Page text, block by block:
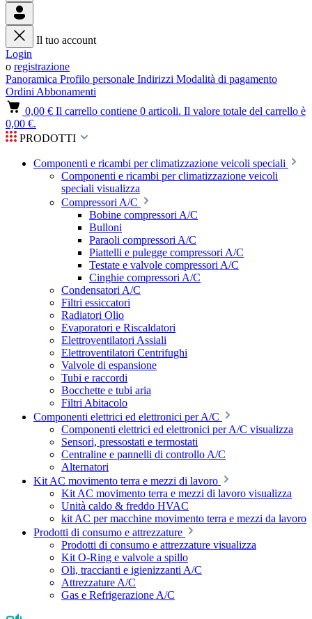
Il tuo account
Login
o registrazione
Panoramica Profilo personale Indirizzi Modalità di pagamento
Ordini Abbonamenti
0,00 € Il carrello contiene 0 articoli. Il valore totale del carrello è
0,00 €.
PRODOTTI
Componenti e ricambi per climatizzazione veicoli speciali
Componenti e ricambi per climatizzazione veicoli
speciali visualizza
Compressori A/C
Bobine compressori A/C
Bulloni
Paraoli compressori A/C
Piattelli e pulegge compressori A/C
Testate e valvole compressori A/C
Cinghie compressori A/C
Condensatori A/C
Filtri essiccatori
Radiatori Olio
Evaporatori e Riscaldatori
Elettroventilatori Assiali
Elettroventilatori Centrifughi
Valvole di espansione
Tubi e raccordi
Bocchette e tubi aria
Filtri Abitacolo
Componenti elettrici ed elettronici per A/C
Componenti elettrici ed elettronici per A/C visualizza
Sensori, pressostati e termostati
Centraline e pannelli di controllo A/C
Alternatori
Kit AC movimento terra e mezzi di lavoro
Kit AC movimento terra e mezzi di lavoro visualizza
Unità caldo & freddo HVAC
kit AC per macchine movimento terra e mezzi da lavoro
Prodotti di consumo e attrezzature
Prodotti di consumo e attrezzature visualizza
Kit O-Ring e valvole a spillo
Oli, traccianti e igienizzanti A/C
Attrezzature A/C
Gas e Refrigerazione A/C